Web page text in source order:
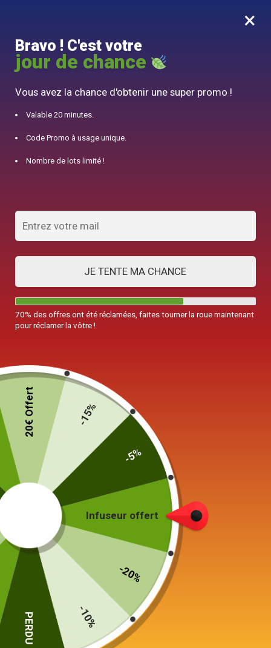
0
10% offert pour 50€ d’achats avec le code DJINN10
Théière en Céramique
Citrouille 150ml
19 en stock
×
Bravo ! C'est votre
jour de chance
Vous avez la chance d'obtenir une super promo !
Valable 20 minutes.
Code Promo à usage unique.
Nombre de lots limité !
JE TENTE MA CHANCE
70% des offres ont été réclamées, faites tourner la roue maintenant
pour réclamer la vôtre !
Infuseur offert
-20%
-10%
PERDU
20€ Offert -15%
-5%